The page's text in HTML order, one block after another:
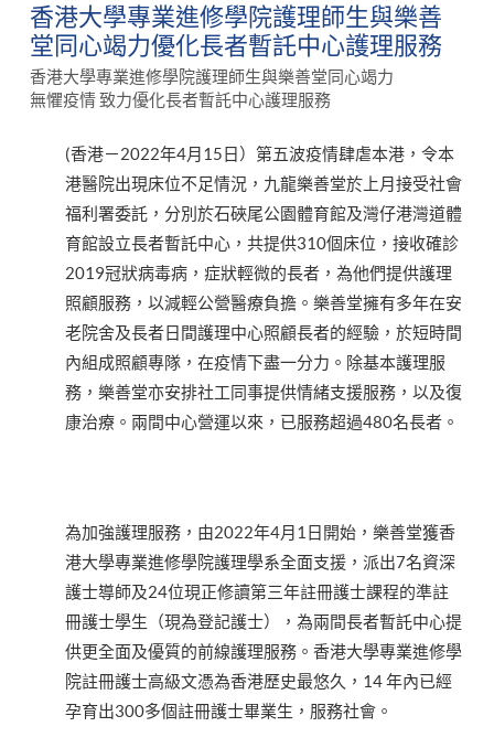
香港大學專業進修學院護理師生與樂善
堂同心竭力優化長者暫託中心護理服務
香港大學專業進修學院護理師生與樂善堂同心竭力
無懼疫情 致力優化長者暫託中心護理服務
(香港－2022年4月15日）第五波疫情肆虐本港，令本
港醫院出現床位不足情況，九龍樂善堂於上月接受社會
福利署委託，分別於石硤尾公園體育館及灣仔港灣道體
育館設立長者暫託中心，共提供310個床位，接收確診
2019冠狀病毒病，症狀輕微的長者，為他們提供護理
照顧服務，以減輕公營醫療負擔。樂善堂擁有多年在安
老院舍及長者日間護理中心照顧長者的經驗，於短時間
內組成照顧專隊，在疫情下盡一分力。除基本護理服
務，樂善堂亦安排社工同事提供情緒支援服務，以及復
康治療。兩間中心營運以來，已服務超過480名長者。
為加強護理服務，由2022年4月1日開始，樂善堂獲香
港大學專業進修學院護理學系全面支援，派出7名資深
護士導師及24位現正修讀第三年註冊護士課程的準註
冊護士學生（現為登記護士），為兩間長者暫託中心提
供更全面及優質的前線護理服務。香港大學專業進修學
院註冊護士高級文憑為香港歷史最悠久，14 年內已經
孕育出300多個註冊護士畢業生，服務社會。